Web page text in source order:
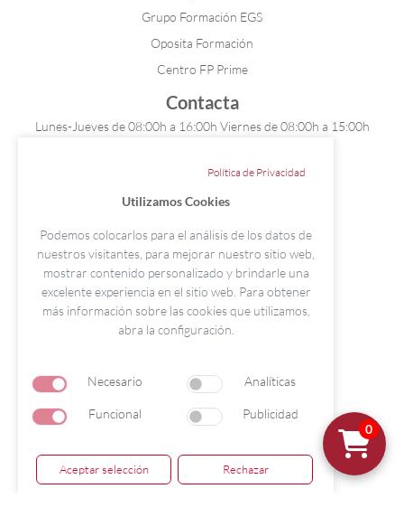
0
Política de Privacidad
Utilizamos Cookies
Podemos colocarlos para el análisis de los datos de
nuestros visitantes, para mejorar nuestro sitio web,
mostrar contenido personalizado y brindarle una
excelente experiencia en el sitio web. Para obtener
más información sobre las cookies que utilizamos,
abra la configuración.
Necesario Analíticas
Funcional Publicidad
Aceptar selección Rechazar
Grupo Formación EGS
Oposita Formación
Centro FP Prime
Contacta
Lunes-Jueves de 08:00h a 16:00h Viernes de 08:00h a 15:00h
info@formacionegs.com
Avisos Legales
Aviso Legal
Condiciones de Contratación
Política de Cookies
Política de Privacidad
Paseo Colón 15 - Local I. 36002
© Copyright 2026 | Todos los derechos